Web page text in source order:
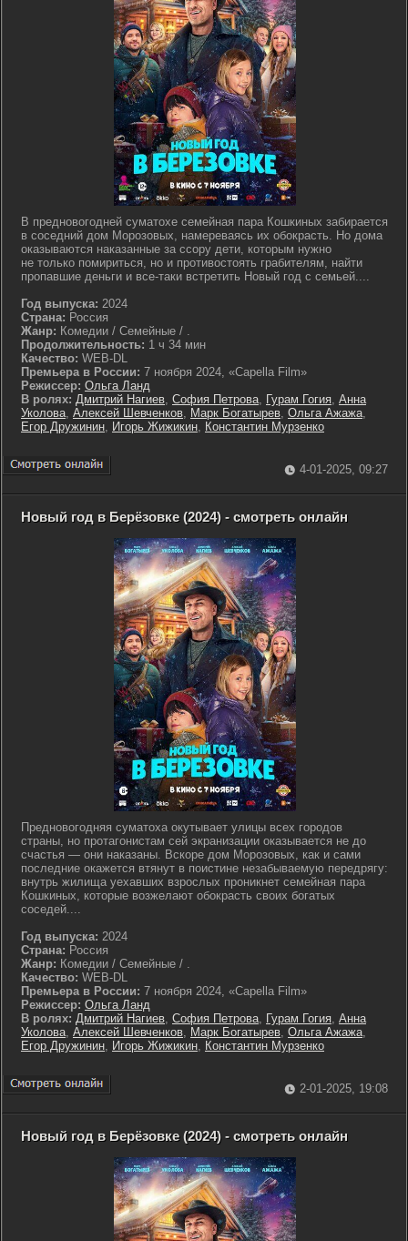
В предновогодней суматохе семейная пара Кошкиных забирается
в соседний дом Морозовых, намереваясь их обокрасть. Но дома
оказываются наказанные за ссору дети, которым нужно
не только помириться, но и противостоять грабителям, найти
пропавшие деньги и все-таки встретить Новый год с семьей....
Год выпуска: 2024
Страна: Россия
Жанр: Комедии / Семейные / .
Продолжительность: 1 ч 34 мин
Качество: WEB-DL
Премьера в России: 7 ноября 2024, «Capella Film»
Режиссер: Ольга Ланд
В ролях: Дмитрий Нагиев, София Петрова, Гурам Гогия, Анна
Уколова, Алексей Шевченков, Марк Богатырев, Ольга Ажажа,
Егор Дружинин, Игорь Жижикин, Константин Мурзенко
4-01-2025, 09:27
Новый год в Берёзовке (2024) - смотреть онлайн
Предновогодняя суматоха окутывает улицы всех городов
страны, но протагонистам сей экранизации оказывается не до
счастья — они наказаны. Вскоре дом Морозовых, как и сами
последние окажется втянут в поистине незабываемую передрягу:
внутрь жилища уехавших взрослых проникнет семейная пара
Кошкиных, которые возжелают обокрасть своих богатых
соседей....
Год выпуска: 2024
Страна: Россия
Жанр: Комедии / Семейные / .
Качество: WEB-DL
Премьера в России: 7 ноября 2024, «Capella Film»
Режиссер: Ольга Ланд
В ролях: Дмитрий Нагиев, София Петрова, Гурам Гогия, Анна
Уколова, Алексей Шевченков, Марк Богатырев, Ольга Ажажа,
Егор Дружинин, Игорь Жижикин, Константин Мурзенко
2-01-2025, 19:08
Новый год в Берёзовке (2024) - смотреть онлайн